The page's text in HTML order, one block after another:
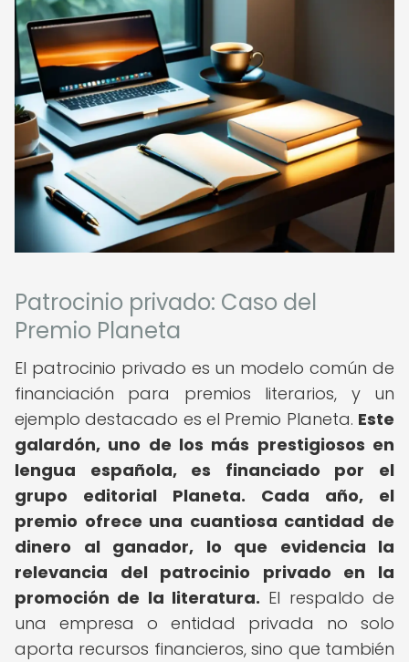
Patrocinio privado: Caso del
Premio Planeta
El patrocinio privado es un modelo común de
financiación para premios literarios, y un
ejemplo destacado es el Premio Planeta. Este
galardón, uno de los más prestigiosos en
lengua española, es financiado por el
grupo editorial Planeta.
Cada año, el
premio ofrece una cuantiosa cantidad de
dinero al ganador, lo que evidencia la
relevancia del patrocinio privado en la
promoción de la literatura. El respaldo de
una empresa o entidad privada no solo
aporta recursos financieros, sino que también